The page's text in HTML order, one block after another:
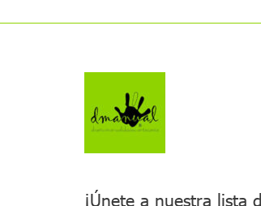
¡Únete a nuestra lista